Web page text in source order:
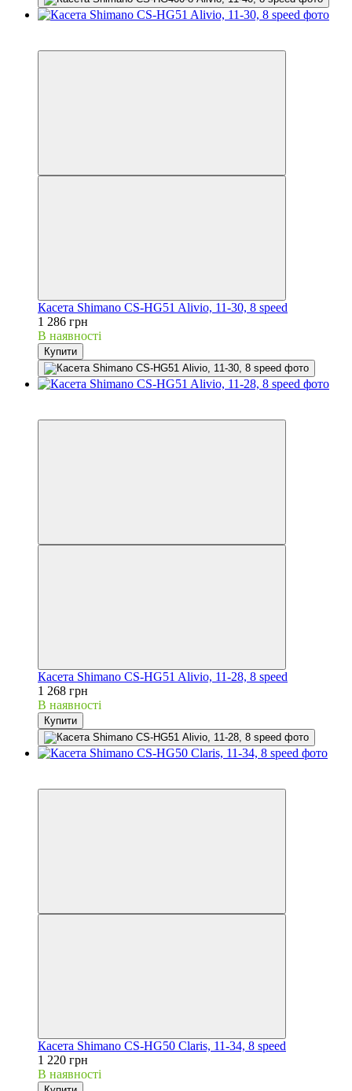
Касета Shimano CS-HG51 Alivio, 11-30, 8 speed
1 286 грн
В наявності
Купити
Касета Shimano CS-HG51 Alivio, 11-28, 8 speed
1 268 грн
В наявності
Купити
Касета Shimano CS-HG50 Claris, 11-34, 8 speed
1 220 грн
В наявності